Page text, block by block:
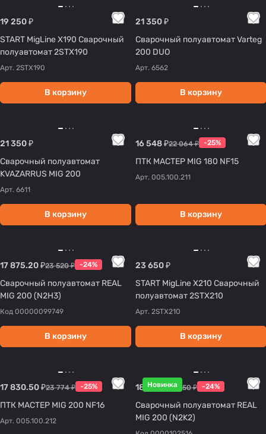
19 250 ₽
START MigLine X190 Сварочный
полуавтомат 2STX190
Арт. 2STX190
В корзину
21 350 ₽
Сварочный полуавтомат Varteg
200 DUO
Арт. 6562
В корзину
21 350 ₽
Сварочный полуавтомат
KVAZARRUS MIG 200
Арт. 6611
В корзину
16 548 ₽22 064 ₽ -25%
ПТК МАСТЕР MIG 180 NF15
Арт. 005.100.211
В корзину
17 875.20 ₽23 520 ₽ -24%
Сварочный полуавтомат REAL
MIG 200 (N2H3)
Код 00000099749
В корзину
23 650 ₽
START MigLine X210 Сварочный
полуавтомат 2STX210
Арт. 2STX210
В корзину
17 830.50 ₽23 774 ₽ -25%
ПТК МАСТЕР MIG 200 NF16
Арт. 005.100.212
Новинка
18 126 ₽23 850 ₽ -24%
Сварочный полуавтомат REAL
MIG 200 (N2K2)